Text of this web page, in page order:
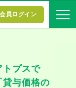
会員ログイン
トプスで
貸与価格の